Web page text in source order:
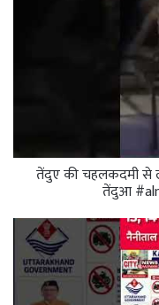
तेंदुए की चहलकदमी से
तेंदुआ